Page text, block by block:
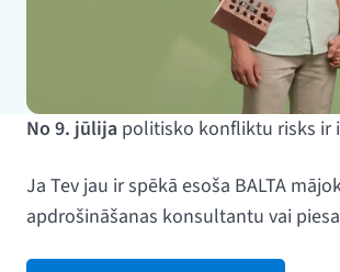
No 9. jūlija politisko konfliktu risks ir
Ja Tev jau ir spēkā esoša BALTA
apdrošināšanas konsultantu vai